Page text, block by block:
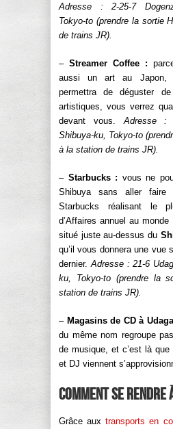
Adresse : 2-25-7
Tokyo-to (prendre la sortie
de trains JR).
– Streamer Coffee :
aussi un art au Japon,
permettra de déguster
artistiques, vous verrez
devant vous. Adresse :
Shibuya-ku, Tokyo-to
à la station de trains JR).
– Starbucks : vous ne
Shibuya sans aller
Starbucks réalisant le
d’Affaires annuel au
situé juste au-dessus du
qu’il vous donnera une vue
dernier. Adresse : 21-6
ku, Tokyo-to (prendre la
station de trains JR).
– Magasins de CD à
du même nom regroupe
de musique, et c’est là
et DJ viennent
Comment se rendre
Grâce auxtransports en